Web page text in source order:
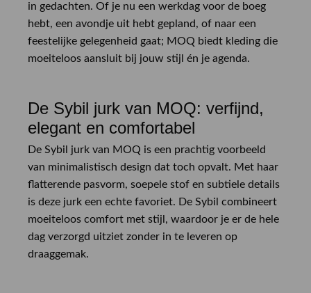
in gedachten. Of je nu een werkdag voor de boeg
hebt, een avondje uit hebt gepland, of naar een
feestelijke gelegenheid gaat; MOQ biedt kleding die
moeiteloos aansluit bij jouw stijl én je agenda.
De Sybil jurk van MOQ: verfijnd,
elegant en comfortabel
De Sybil jurk van MOQ is een prachtig voorbeeld
van minimalistisch design dat toch opvalt. Met haar
flatterende pasvorm, soepele stof en subtiele details
is deze jurk een echte favoriet. De Sybil combineert
moeiteloos comfort met stijl, waardoor je er de hele
dag verzorgd uitziet zonder in te leveren op
draaggemak.